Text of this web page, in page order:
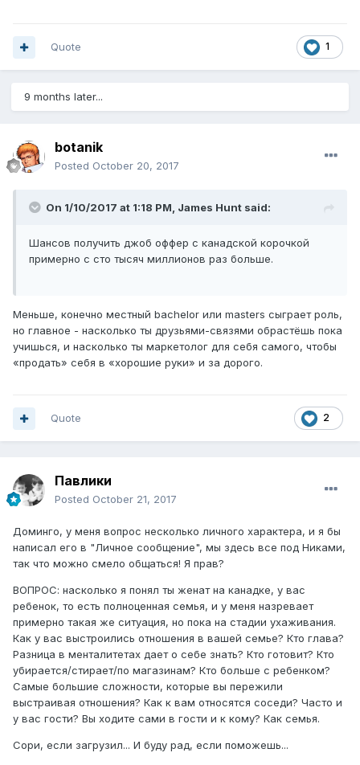
образовательная
иммиграция
при получении любого диплома - от просто1
Quote
9 months later...
botanik
Posted October 20, 2017
On 1/10/2017 at 1:18 PM, James Hunt said:
Шансов получить джоб оффер с канадской корочкой
примерно с сто тысяч миллионов раз больше.
Меньше, конечно местный bachelor или masters сыграет роль,
но главное - насколько ты друзьями-связями обрастёшь пока
учишься, и насколько ты маркетолог для себя самого, чтобы
«продать» себя в «хорошие руки» и за дорого.
2
Quote
Павлики
Posted October 21, 2017
Доминго, у меня вопрос несколько личного характера, и я бы
написал его в "Личное сообщение", мы здесь все под Никами,
так что можно смело общаться! Я прав?
ВОПРОС: насколько я понял ты женат на канадке, у вас
ребенок, то есть полноценная семья, и у меня назревает
примерно такая же ситуация, но пока на стадии ухаживания.
Как у вас выстроились отношения в вашей семье? Кто глава?
Разница в менталитетах дает о себе знать? Кто готовит? Кто
убирается/стирает/по магазинам? Кто больше с ребенком?
Самые большие сложности, которые вы пережили
выстраивая отношения? Как к вам относятся соседи? Часто и
у вас гости? Вы ходите сами в гости и к кому? Как семья.
Сори, если загрузил... И буду рад, если поможешь...